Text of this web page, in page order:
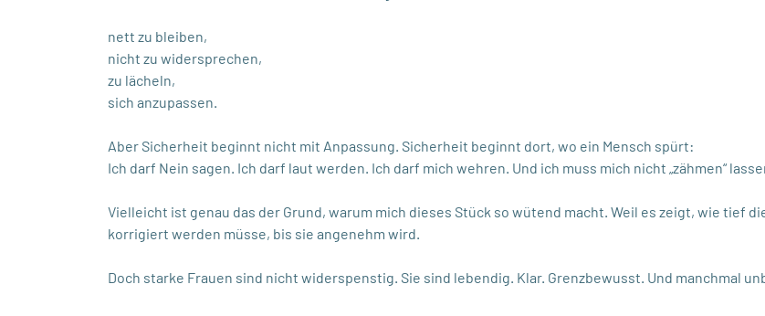
nett zu bleiben,
nicht zu widersprechen,
zu lächeln,
sich anzupassen.
Aber Sicherheit beginnt nicht mit Anpassung. Sicherheit beginnt dort, wo ein Mensch spürt:
Ich darf Nein sagen. Ich darf laut werden. Ich darf mich wehren. Und ich muss mich nicht „zähmen“
Vielleicht ist genau das der Grund, warum mich dieses Stück so wütend macht. Weil es zeigt, wie tief
korrigiert werden müsse, bis sie angenehm wird.
Doch starke Frauen sind nicht widerspenstig. Sie sind lebendig. Klar. Grenzbewusst. Und manchmal